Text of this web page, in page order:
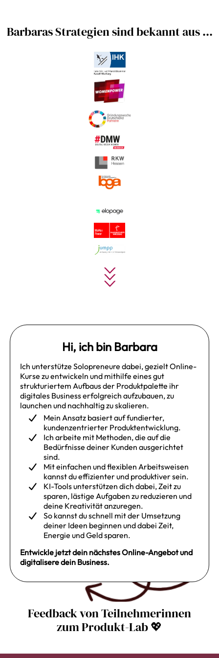
Barbaras Strategien sind bekannt aus ...
Hi, ich bin Barbara
Ich unterstütze Solopreneure dabei, gezielt Online-
Kurse zu entwickeln und mithilfe eines gut
strukturiertem Aufbaus der Produktpalette ihr
digitales Business erfolgreich aufzubauen, zu
launchen und nachhaltig zu skalieren.
Mein Ansatz basiert auf fundierter,
kundenzentrierter Produktentwicklung.
Ich arbeite mit Methoden, die auf die
Bedürfnisse deiner Kunden ausgerichtet
sind.
Mit einfachen und flexiblen Arbeitsweisen
kannst du effizienter und produktiver sein.
KI-Tools unterstützen dich dabei, Zeit zu
sparen, lästige Aufgaben zu reduzieren und
deine Kreativität anzuregen.
So kannst du schnell mit der Umsetzung
deiner Ideen beginnen und dabei Zeit,
Energie und Geld sparen.
Entwickle jetzt dein nächstes Online-Angebot und
digitalisere dein Business.
Feedback von Teilnehmerinnen
zum Produkt-Lab 💖